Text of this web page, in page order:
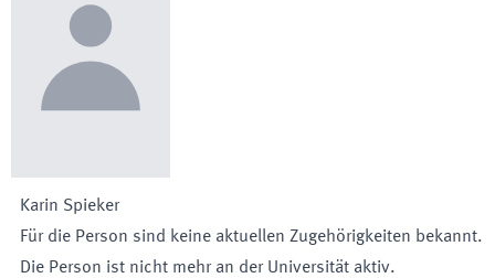
Karin Spieker
Für die Person sind keine aktuellen Zugehörigkeiten bekannt.
Die Person ist nicht mehr an der Universität aktiv.